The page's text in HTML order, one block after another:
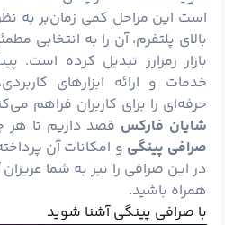
است این مراحل کمی زمان‌بر به
بالای پلتفرم، آن را به انتخابی
بازار رمزارز تبدیل کرده است.
خدمات و ارائه ابزارهای
حرفه‌ای را برای کاربران فراهم
شایان فارکس قصد داریم تا هر
صرافی پینگی و امکانات آن
در این صرافی را نیز به شما
همراه باشید.
با صرافی پینگی آشنا شوید